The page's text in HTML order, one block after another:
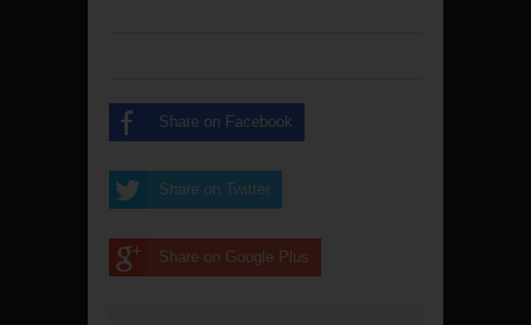
Share on Facebook
Share on Twitter
Share on Google Plus